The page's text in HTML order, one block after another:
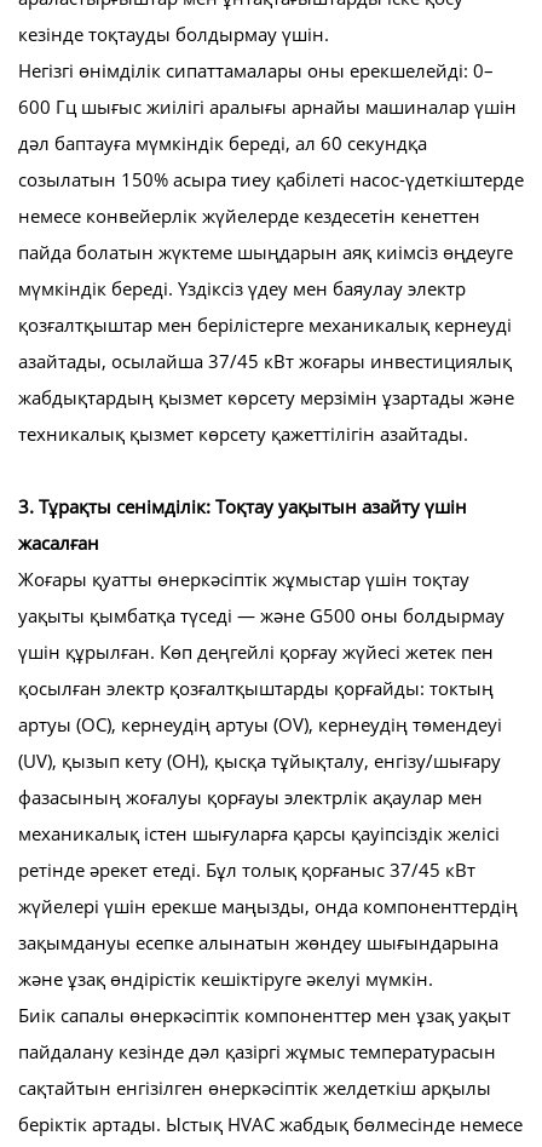
кезінде тоқтауды болдырмау үшін.
Негізгі өнімділік сипаттамалары оны ерекшелейді: 0–
600 Гц шығыс жиілігі аралығы арнайы машиналар үшін
дәл баптауға мүмкіндік береді, ал 60 секундқа
созылатын 150% асыра тиеу қабілеті насос-үдеткіштерде
немесе конвейерлік жүйелерде кездесетін кенеттен
пайда болатын жүктеме шыңдарын аяқ киімсіз өңдеуге
мүмкіндік береді. Үздіксіз үдеу мен баяулау электр
қозғалтқыштар мен берілістерге механикалық кернеуді
азайтады, осылайша 37/45 кВт жоғары инвестициялық
жабдықтардың қызмет көрсету мерзімін ұзартады және
техникалық қызмет көрсету қажеттілігін азайтады.
3. Тұрақты сенімділік: Тоқтау уақытын азайту үшін
жасалған
Жоғары қуатты өнеркәсіптік жұмыстар үшін тоқтау
уақыты қымбатқа түседі — және G500 оны болдырмау
үшін құрылған. Көп деңгейлі қорғау жүйесі жетек пен
қосылған электр қозғалтқыштарды қорғайды: токтың
артуы (OC), кернеудің артуы (OV), кернеудің төмендеуі
(UV), қызып кету (OH), қысқа тұйықталу, енгізу/шығару
фазасының жоғалуы қорғауы электрлік ақаулар мен
механикалық істен шығуларға қарсы қауіпсіздік желісі
ретінде әрекет етеді. Бұл толық қорғаныс 37/45 кВт
жүйелері үшін ерекше маңызды, онда компоненттердің
зақымдануы есепке алынатын жөндеу шығындарына
және ұзақ өндірістік кешіктіруге әкелуі мүмкін.
Биік сапалы өнеркәсіптік компоненттер мен ұзақ уақыт
пайдалану кезінде дәл қазіргі жұмыс температурасын
сақтайтын енгізілген өнеркәсіптік желдеткіш арқылы
беріктік артады. Ыстық HVAC жабдық бөлмесінде немесе